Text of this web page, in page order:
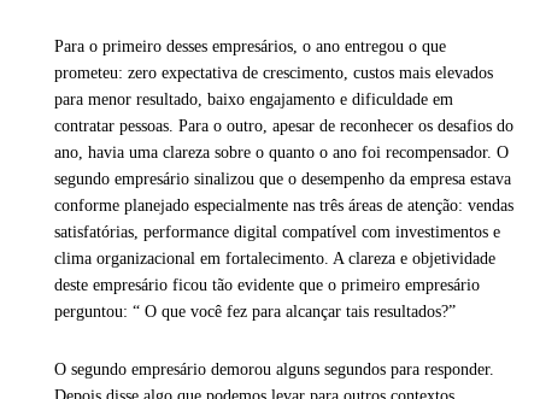
Para o primeiro desses empresários, o ano entregou o que
prometeu: zero expectativa de crescimento, custos mais elevados
para menor resultado, baixo engajamento e dificuldade em
contratar pessoas. Para o outro, apesar de reconhecer os desafios do
ano, havia uma clareza sobre o quanto o ano foi recompensador. O
segundo empresário sinalizou que o desempenho da empresa estava
conforme planejado especialmente nas três áreas de atenção: vendas
satisfatórias, performance digital compatível com investimentos e
clima organizacional em fortalecimento. A clareza e objetividade
deste empresário ficou tão evidente que o primeiro empresário
perguntou: “ O que você fez para alcançar tais resultados?”
O segundo empresário demorou alguns segundos para responder.